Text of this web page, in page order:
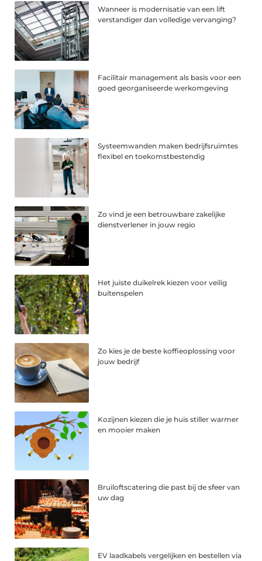
Wanneer is modernisatie van een lift
verstandiger dan volledige vervanging?
Facilitair management als basis voor een
goed georganiseerde werkomgeving
Systeemwanden maken bedrijfsruimtes
flexibel en toekomstbestendig
Zo vind je een betrouwbare zakelijke
dienstverlener in jouw regio
Het juiste duikelrek kiezen voor veilig
buitenspelen
Zo kies je de beste koffieoplossing voor
jouw bedrijf
Kozijnen kiezen die je huis stiller warmer
en mooier maken
Bruiloftscatering die past bij de sfeer van
uw dag
EV laadkabels vergelijken en bestellen via